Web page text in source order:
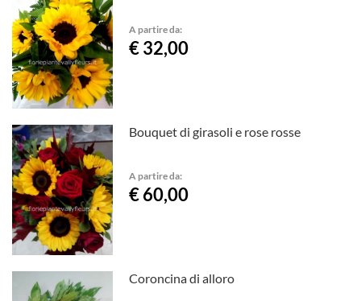
A partire da:
€ 32,00
Bouquet di girasoli e rose rosse
A partire da:
€ 60,00
Coroncina di alloro